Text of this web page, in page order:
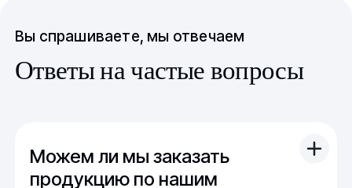
Вы спрашиваете, мы отвечаем
Ответы на частые вопросы
Можем ли мы заказать
продукцию по нашим